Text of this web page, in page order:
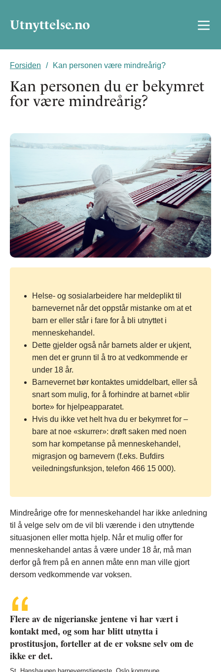
Utnyttelse.no
Forsiden Kan personen være mindreårig?
Kan personen du er bekymret
for være mindreårig?
Helse- og sosialarbeidere har meldeplikt til
barnevernet når det oppstår mistanke om at et
barn er eller står i fare for å bli utnyttet i
menneskehandel.
Dette gjelder også når barnets alder er ukjent,
men det er grunn til å tro at vedkommende er
under 18 år.
Barnevernet bør kontaktes umiddelbart, eller så
snart som mulig, for å forhindre at barnet «blir
borte» for hjelpeapparatet.
Hvis du ikke vet helt hva du er bekymret for –
bare at noe «skurrer»: drøft saken med noen
som har kompetanse på menneskehandel,
migrasjon og barnevern (f.eks. Bufdirs
veiledningsfunksjon, telefon 466 15 000).
Mindreårige ofre for menneskehandel har ikke anledning
til å velge selv om de vil bli værende i den utnyttende
situasjonen eller motta hjelp. Når et mulig offer for
menneskehandel antas å være under 18 år, må man
derfor gå frem på en annen måte enn man ville gjort
dersom vedkommende var voksen.
Flere av de nigerianske jentene vi har vært i
kontakt med, og som har blitt utnytta i
prostitusjon, forteller at de er voksne selv om de
ikke er det.